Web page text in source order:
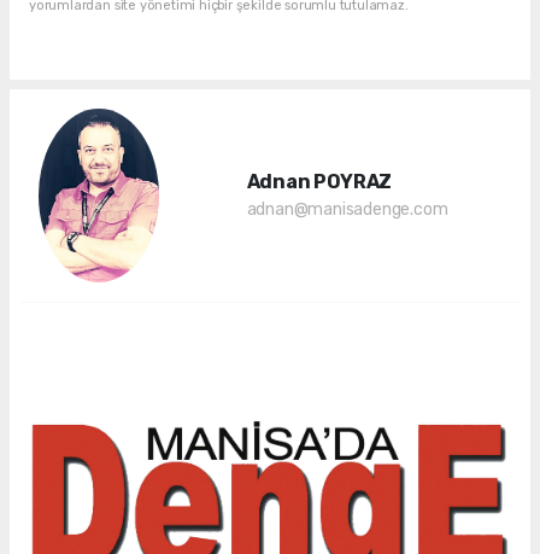
yorumlardan site yönetimi hiçbir şekilde sorumlu tutulamaz.
Adnan POYRAZ
adnan@manisadenge.com